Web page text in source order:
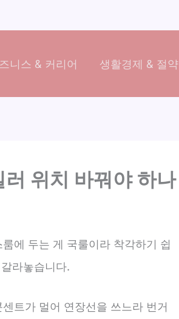
니스 & 커리어 생활경제 & 절약
위치 바꿔야 하나
에 두는 게 국룰이라 착각하기 쉽
라놓습니다.
트가 멀어 연장선을 쓰느라 번거